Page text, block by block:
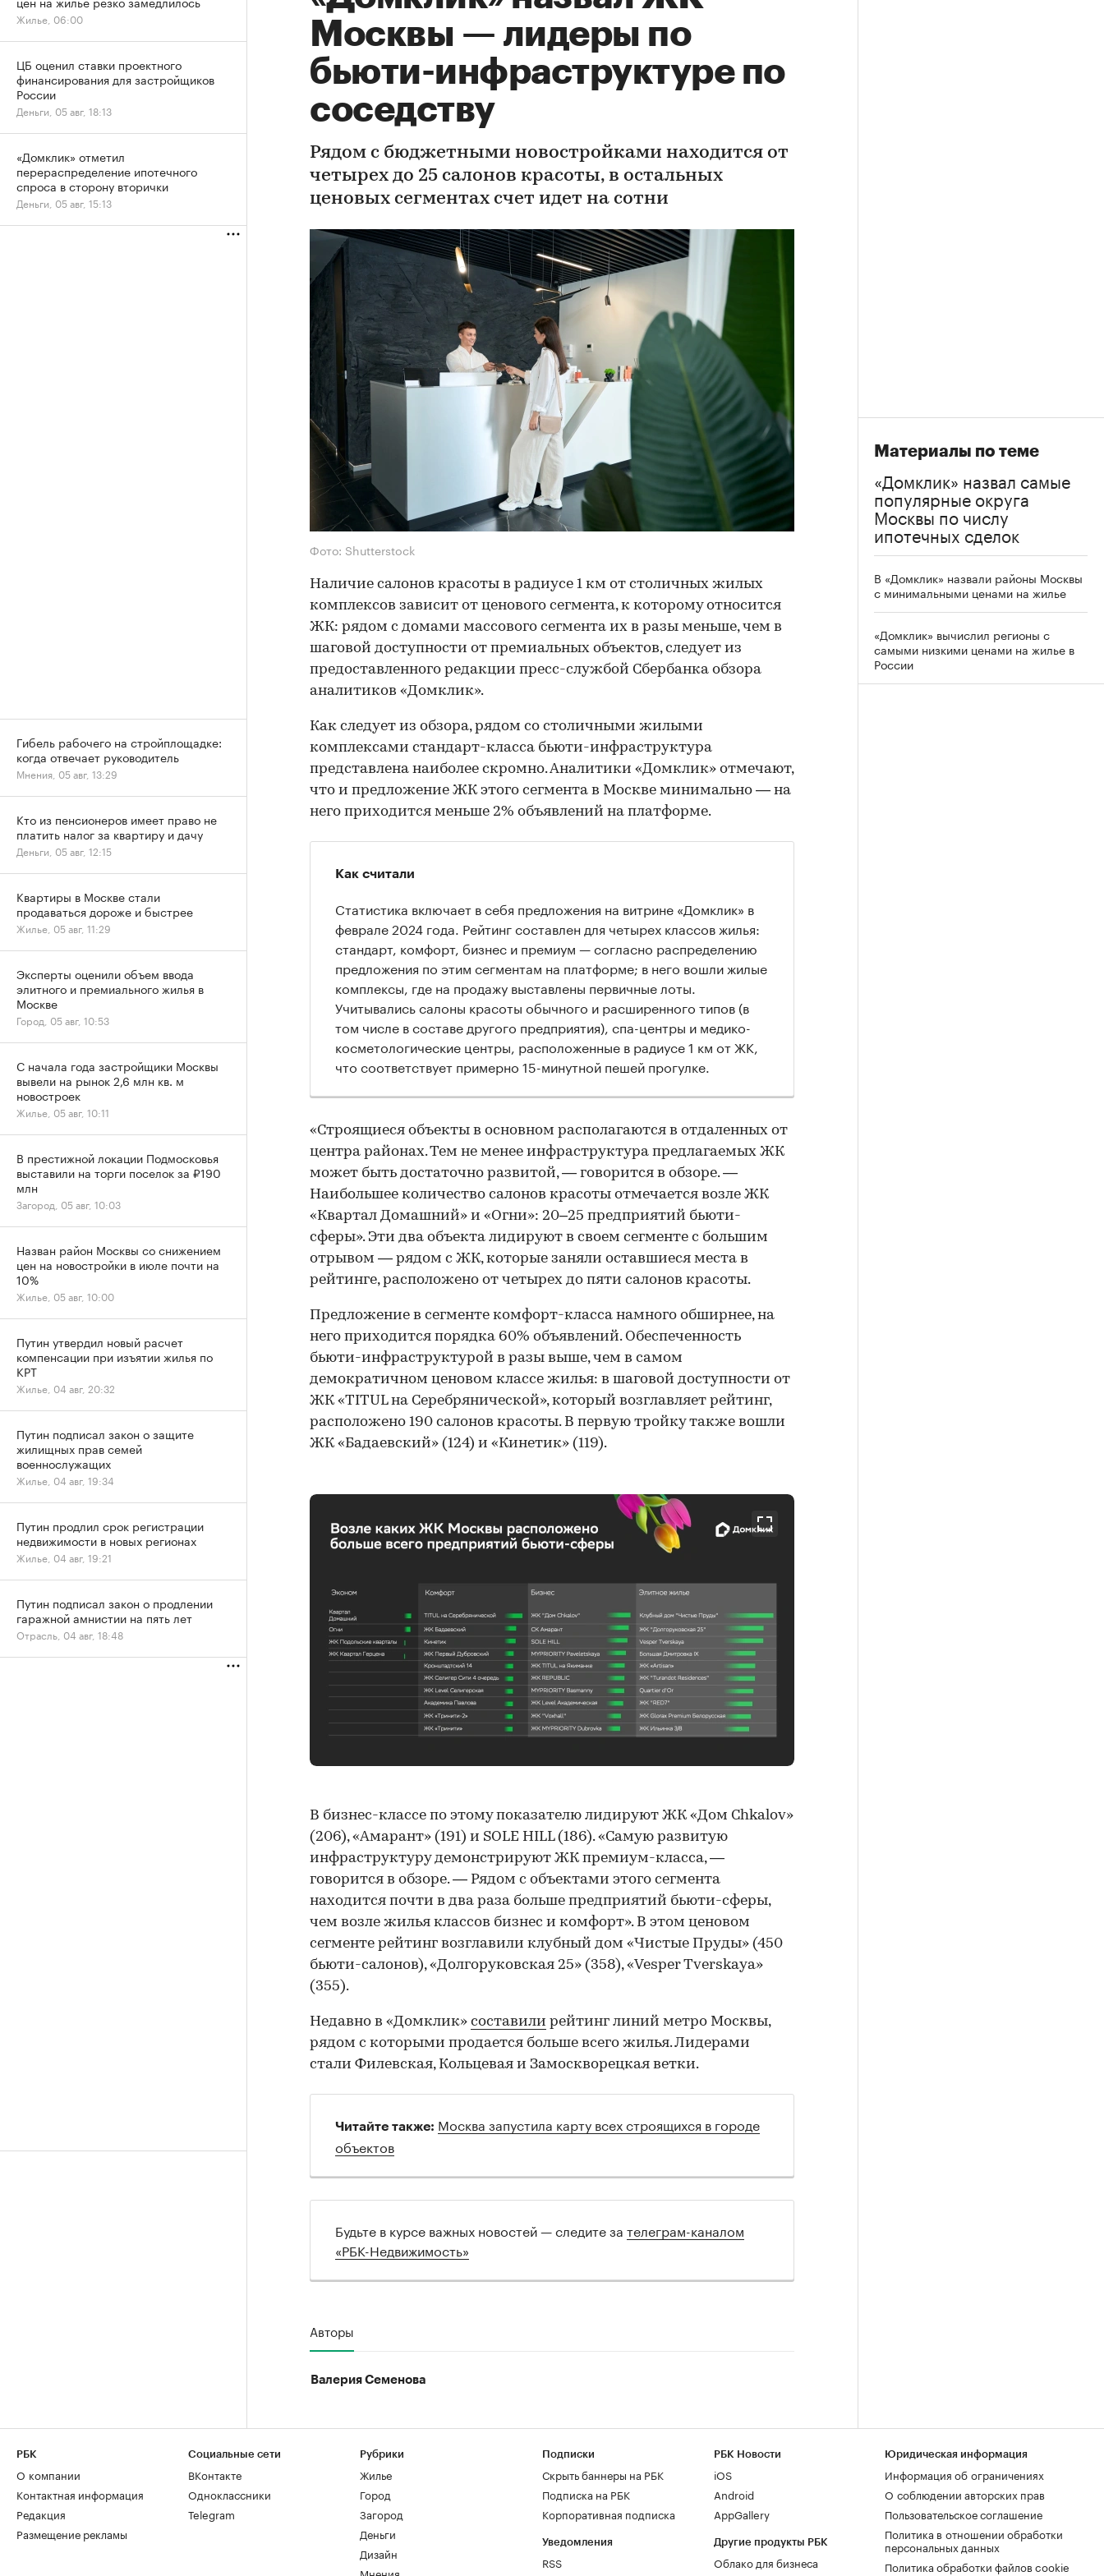
Москвы — лидеры по
бьюти-инфраструктуре по
соседству
Рядом с бюджетными новостройками находится от
четырех до 25 салонов красоты, в остальных
ценовых сегментах счет идет на сотни
Фото: Shutterstock
Наличие салонов красоты в радиусе 1 км от столичных жилых
комплексов зависит от ценового сегмента, к которому относится
ЖК: рядом с домами массового сегмента их в разы меньше, чем в
шаговой доступности от премиальных объектов, следует из
предоставленного редакции пресс-службой Сбербанка обзора
аналитиков «Домклик».
Как следует из обзора, рядом со столичными жилыми
комплексами стандарт-класса бьюти-инфраструктура
представлена наиболее скромно. Аналитики «Домклик» отмечают,
что и предложение ЖК этого сегмента в Москве минимально — на
него приходится меньше 2% объявлений на платформе.
Как считали
Статистика включает в себя предложения на витрине «Домклик» в
феврале 2024 года. Рейтинг составлен для четырех классов жилья:
стандарт, комфорт, бизнес и премиум — согласно распределению
предложения по этим сегментам на платформе; в него вошли жилые
комплексы, где на продажу выставлены первичные лоты.
Учитывались салоны красоты обычного и расширенного типов (в
том числе в составе другого предприятия), спа-центры и медико-
косметологические центры, расположенные в радиусе 1 км от ЖК,
что соответствует примерно 15-минутной пешей прогулке.
«Строящиеся объекты в основном располагаются в отдаленных от
центра районах. Тем не менее инфраструктура предлагаемых ЖК
может быть достаточно развитой, — говорится в обзоре. —
Наибольшее количество салонов красоты отмечается возле ЖК
«Квартал Домашний» и «Огни»: 20–25 предприятий бьюти-
сферы». Эти два объекта лидируют в своем сегменте с большим
отрывом — рядом с ЖК, которые заняли оставшиеся места в
рейтинге, расположено от четырех до пяти салонов красоты.
Предложение в сегменте комфорт-класса намного обширнее, на
него приходится порядка 60% объявлений. Обеспеченность
бьюти-инфраструктурой в разы выше, чем в самом
демократичном ценовом классе жилья: в шаговой доступности от
ЖК «TITUL на Серебрянической», который возглавляет рейтинг,
расположено 190 салонов красоты. В первую тройку также вошли
ЖК «Бадаевский» (124) и «Кинетик» (119).
В бизнес-классе по этому показателю лидируют ЖК «Дом Chkalov»
(206), «Амарант» (191) и SOLE HILL (186). «Самую развитую
инфраструктуру демонстрируют ЖК премиум-класса, —
говорится в обзоре. — Рядом с объектами этого сегмента
находится почти в два раза больше предприятий бьюти-сферы,
чем возле жилья классов бизнес и комфорт». В этом ценовом
сегменте рейтинг возглавили клубный дом «Чистые Пруды» (450
бьюти-салонов), «Долгоруковская 25» (358), «Vesper Tverskaya»
(355).
Недавно в «Домклик» составили рейтинг линий метро Москвы,
рядом с которыми продается больше всего жилья. Лидерами
стали Филевская, Кольцевая и Замоскворецкая ветки.
Читайте также: Москва запустила карту всех строящихся в городе
объектов
Будьте в курсе важных новостей — следите за телеграм-каналом
«РБК-Недвижимость»
Авторы
Валерия Семенова
Материалы по теме
«Домклик» назвал самые
популярные округа
Москвы по числу
ипотечных сделок
В «Домклик» назвали районы Москвы
с минимальными ценами на жилье
«Домклик» вычислил регионы с
самыми низкими ценами на жилье в
России
Жилье, 06:00
ЦБ оценил ставки проектного
финансирования для застройщиков
России
Деньги, 05 авг, 18:13
«Домклик» отметил
перераспределение ипотечного
спроса в сторону вторички
Деньги, 05 авг, 15:13
Гибель рабочего на стройплощадке:
когда отвечает руководитель
Мнения, 05 авг, 13:29
Кто из пенсионеров имеет право не
платить налог за квартиру и дачу
Деньги, 05 авг, 12:15
Квартиры в Москве стали
продаваться дороже и быстрее
Жилье, 05 авг, 11:29
Эксперты оценили объем ввода
элитного и премиального жилья в
Москве
Город, 05 авг, 10:53
С начала года застройщики Москвы
вывели на рынок 2,6 млн кв. м
новостроек
Жилье, 05 авг, 10:11
В престижной локации Подмосковья
выставили на торги поселок за ₽190
млн
Загород, 05 авг, 10:03
Назван район Москвы со снижением
цен на новостройки в июле почти на
10%
Жилье, 05 авг, 10:00
Путин утвердил новый расчет
компенсации при изъятии жилья по
КРТ
Жилье, 04 авг, 20:32
Путин подписал закон о защите
жилищных прав семей
военнослужащих
Жилье, 04 авг, 19:34
Путин продлил срок регистрации
недвижимости в новых регионах
Жилье, 04 авг, 19:21
Путин подписал закон о продлении
гаражной амнистии на пять лет
Отрасль, 04 авг, 18:48
РБК
О компании
Контактная информация
Редакция
Размещение рекламы
Социальные сети
ВКонтакте
Одноклассники
Telegram
Рубрики
Жилье
Город
Загород
Деньги
Дизайн
Мнения
Подписки
Скрыть баннеры на РБК
Подписка на РБК
Корпоративная подписка
Уведомления
RSS
РБК Новости
iOS
Android
AppGallery
Другие продукты РБК
Облако для бизнеса
Юридическая информация
Информация об ограничениях
О соблюдении авторских прав
Пользовательское соглашение
Политика в отношении обработки
персональных данных
Политика обработки файлов cookie